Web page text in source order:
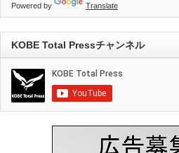
Powered by Translate
KOBE Total Pressチャンネル